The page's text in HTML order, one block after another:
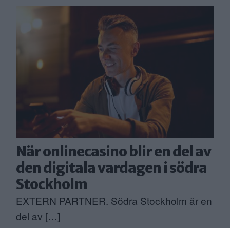
När onlinecasino blir en del av
den digitala vardagen i södra
Stockholm
EXTERN PARTNER. Södra Stockholm är en
del av […]